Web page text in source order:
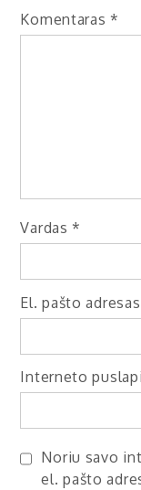
Komentaras *
Vardas *
El. pašto adresas
Interneto
Noriu savo
el. pašto